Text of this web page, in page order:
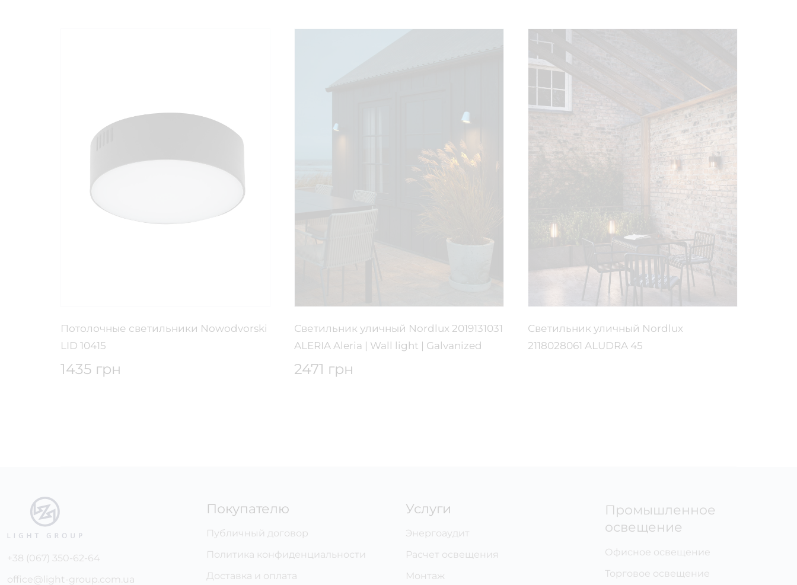
Потолочные светильники Nowodvorski
LID 10415
1435 грн
Светильник уличный Nordlux 2019131031
ALERIA Aleria | Wall light | Galvanized
2471 грн
Светильник уличный Nordlux
2118028061 ALUDRA 45
+38 (067) 350-62-64
office@light-group.com.ua
Покупателю
Публичный договор
Политика конфиденциальности
Доставка и оплата
Услуги
Энергоаудит
Расчет освещения
Монтаж
Промышленное
освещение
Офисное освещение
Торговое освещение